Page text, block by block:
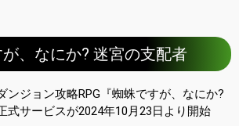
、なにか? 迷宮の支配者
ンジョン攻略RPG『蜘蛛ですが、なにか?
式サービスが2024年10月23日より開始